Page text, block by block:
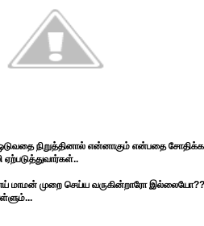
நிறுத்தினால் என்னாகும் என்பதை
மாமன் முறை செய்ய வருகின்றாரோ